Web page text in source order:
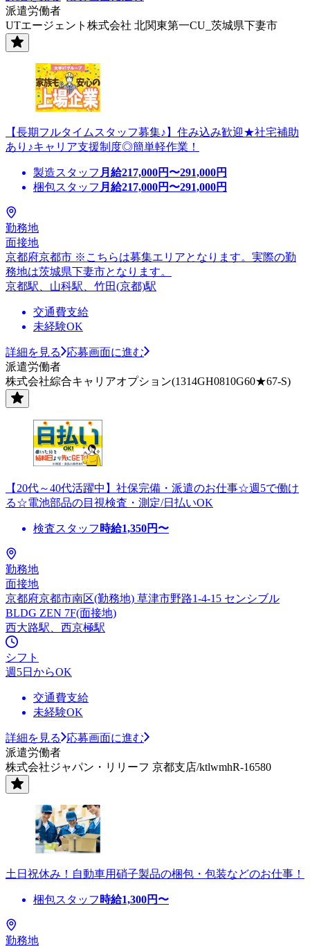
派遣労働者
UTエージェント株式会社 北関東第一CU_茨城県下妻市
【長期フルタイムスタッフ募集♪】住み込み歓迎★社宅補助
あり♪キャリア支援制度◎簡単軽作業！
製造スタッフ 月給217,000円〜291,000円
梱包スタッフ 月給217,000円〜291,000円
勤務地
面接地
京都府京都市 ※こちらは募集エリアとなります。実際の勤
務地は茨城県下妻市となります。
京都駅、山科駅、竹田(京都)駅
交通費支給
未経験OK
詳細を見る
応募画面に進む
派遣労働者
株式会社綜合キャリアオプション(1314GH0810G60★67-S)
【20代～40代活躍中】社保完備・派遣のお仕事☆週5で働け
る☆電池部品の目視検査・測定/日払いOK
検査スタッフ 時給1,350円〜
勤務地
面接地
京都府京都市南区(勤務地) 草津市野路1-4-15 センシブル
BLDG ZEN 7F(面接地)
西大路駅、西京極駅
シフト
週5日からOK
交通費支給
未経験OK
詳細を見る
応募画面に進む
派遣労働者
株式会社ジャパン・リリーフ 京都支店/ktlwmhR-16580
土日祝休み！自動車用硝子製品の梱包・包装などのお仕事！
梱包スタッフ 時給1,300円〜
勤務地